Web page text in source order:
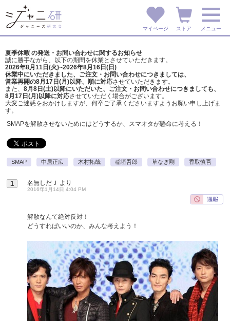
マイページ ストア メニュー
夏季休暇 の発送・お問い合わせに関するお知らせ
誠に勝手ながら、以下の期間を休業とさせていただきます。
2026年8月11日(火)~2026年8月16日(日)
休業中にいただきました、ご注文・お問い合わせにつきましては、
営業再開の8月17日(月)以降、順に対応させていただきます。
また、 8月8日(土)以降にいただいた、ご注文・ お問い合わせにつきましても、
8月17日(月)以降に対応させていただく場合がございます。
大変ご迷惑をおかけしますが、 何卒ご了承くださいますようお願い申し上げま
す。
SMAPを解散させないためにはどうするか、スマオタが懸命に考える！
SMAP 中居正広 木村拓哉 稲垣吾郎 草なぎ剛 香取慎吾
1 名無しだＪ より
2016年1月14日 4:04 PM
解散なんて絶対反対！
どうすればいいのか、みんな考えよう！